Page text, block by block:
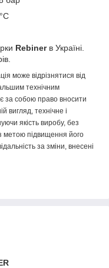
Rebinerв Україні.
може відрізнятися від
технічним
за собою право вносити
вигляд, технічне і
якість виробу, без
метою підвищення його
за зміни, внесені